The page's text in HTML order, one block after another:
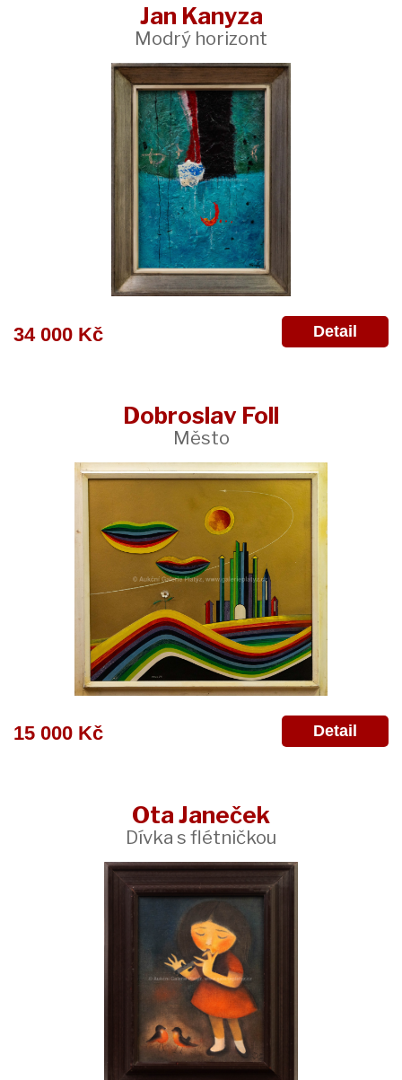
Jan Kanyza
Modrý horizont
34 000 Kč Detail
Dobroslav Foll
Město
15 000 Kč Detail
Ota Janeček
Dívka s flétničkou